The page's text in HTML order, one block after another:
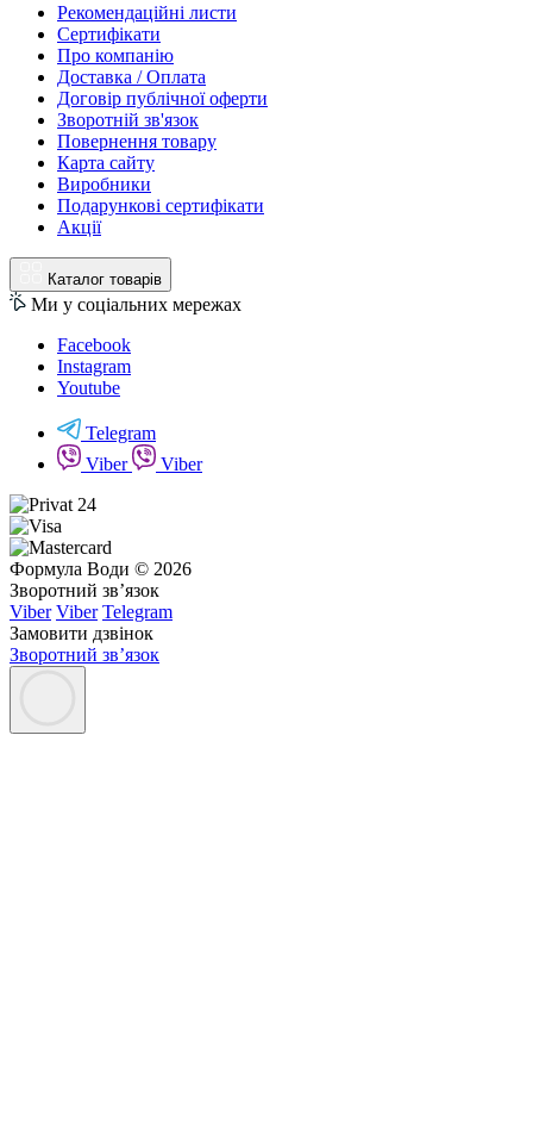
Рекомендаційні листи
Сертифікати
Про компанію
Доставка / Оплата
Договір публічної оферти
Зворотній зв'язок
Повернення товару
Карта сайту
Виробники
Подарункові сертифікати
Акції
Каталог товарів
Ми у соціальних мережах
Facebook
Instagram
Youtube
Telegram
Viber
Viber
Формула Води © 2026
Зворотний зв’язок
Viber Viber Telegram
Замовити дзвінок
Зворотний зв’язок